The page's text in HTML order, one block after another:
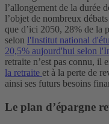
l’allongement de la durée
l’objet de nombreux
que d’ici 2050, 28% de la
selon l'Institut national
20,5% aujourd'hui selon
retraite n’est pas connu, il
la retraite et à la perte de
ainsi ses futurs besoins
Le plan d’épargne